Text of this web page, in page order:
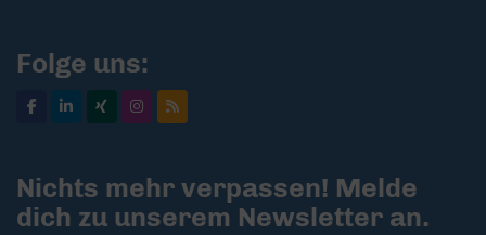
Folge uns:
Nichts mehr verpassen! Melde
dich zu unserem Newsletter an.